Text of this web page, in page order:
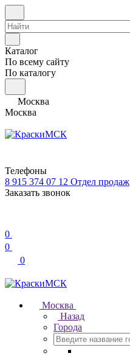
Каталог
По всему сайту
По каталогу
Москва
Москва
Телефоны
8 915 374 07 12 Отдел продаж
Заказать звонок
0
0
0
Москва
Назад
Города